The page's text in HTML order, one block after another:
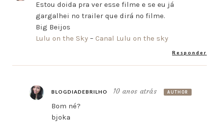
Estou doida pra ver esse filme e se eu já
gargalhei no trailer que dirá no filme.
Big Beijos
Lulu on the Sky– Canal Lulu on the sky
Responder
BLOGDIADEBRILHO 10 anos atrás AUTHOR
Bom né?
bjoka